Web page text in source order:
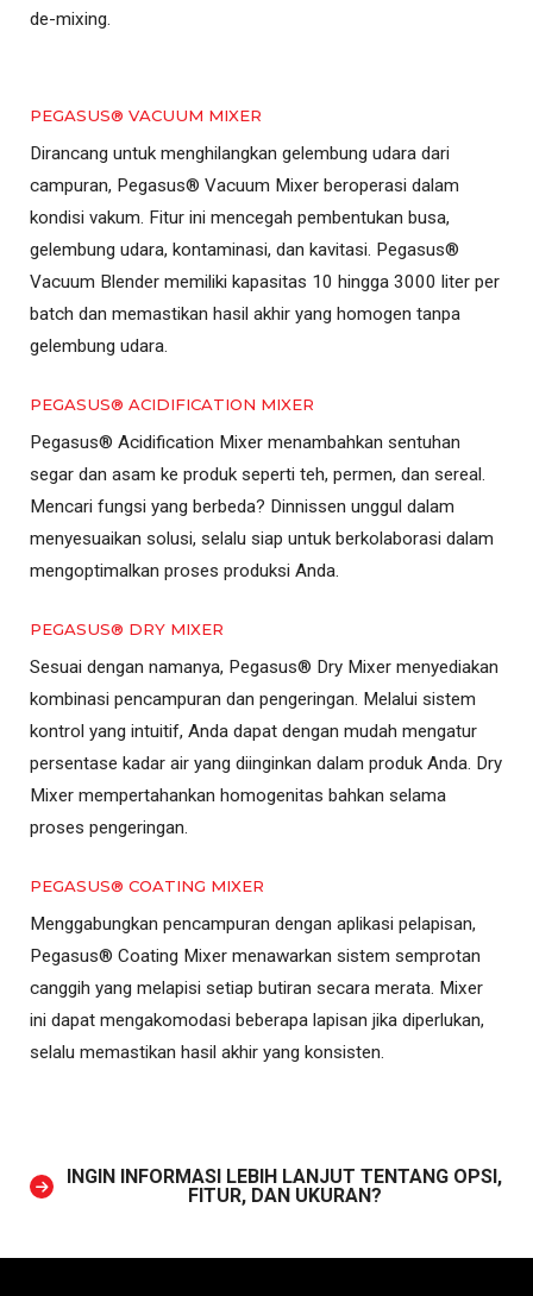
de-mixing.
PEGASUS® VACUUM MIXER
Dirancang untuk menghilangkan gelembung udara dari
campuran, Pegasus® Vacuum Mixer beroperasi dalam
kondisi vakum. Fitur ini mencegah pembentukan busa,
gelembung udara, kontaminasi, dan kavitasi. Pegasus®
Vacuum Blender memiliki kapasitas 10 hingga 3000 liter per
batch dan memastikan hasil akhir yang homogen tanpa
gelembung udara.
PEGASUS® ACIDIFICATION MIXER
Pegasus® Acidification Mixer menambahkan sentuhan
segar dan asam ke produk seperti teh, permen, dan sereal.
Mencari fungsi yang berbeda? Dinnissen unggul dalam
menyesuaikan solusi, selalu siap untuk berkolaborasi dalam
mengoptimalkan proses produksi Anda.
PEGASUS® DRY MIXER
Sesuai dengan namanya, Pegasus® Dry Mixer menyediakan
kombinasi pencampuran dan pengeringan. Melalui sistem
kontrol yang intuitif, Anda dapat dengan mudah mengatur
persentase kadar air yang diinginkan dalam produk Anda. Dry
Mixer mempertahankan homogenitas bahkan selama
proses pengeringan.
PEGASUS® COATING MIXER
Menggabungkan pencampuran dengan aplikasi pelapisan,
Pegasus® Coating Mixer menawarkan sistem semprotan
canggih yang melapisi setiap butiran secara merata. Mixer
ini dapat mengakomodasi beberapa lapisan jika diperlukan,
selalu memastikan hasil akhir yang konsisten.
INGIN INFORMASI LEBIH LANJUT TENTANG OPSI,
FITUR, DAN UKURAN?